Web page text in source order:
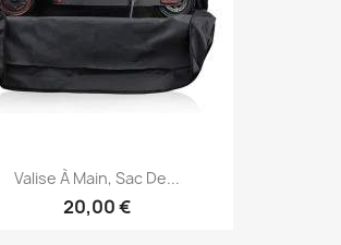
Valise À Main, Sac De...
20,00 €